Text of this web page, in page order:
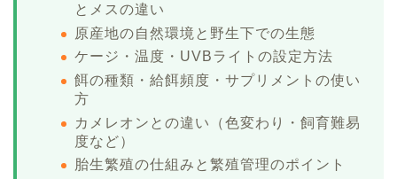
とメスの違い
原産地の自然環境と野生下での生態
ケージ・温度・UVBライトの設定方法
餌の種類・給餌頻度・サプリメントの使い
方
カメレオンとの違い（色変わり・飼育難易
度など）
胎生繁殖の仕組みと繁殖管理のポイント